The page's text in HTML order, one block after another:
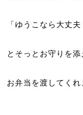
「ゆうこなら大丈
とそっとお守りを添
お弁当を渡してくれ